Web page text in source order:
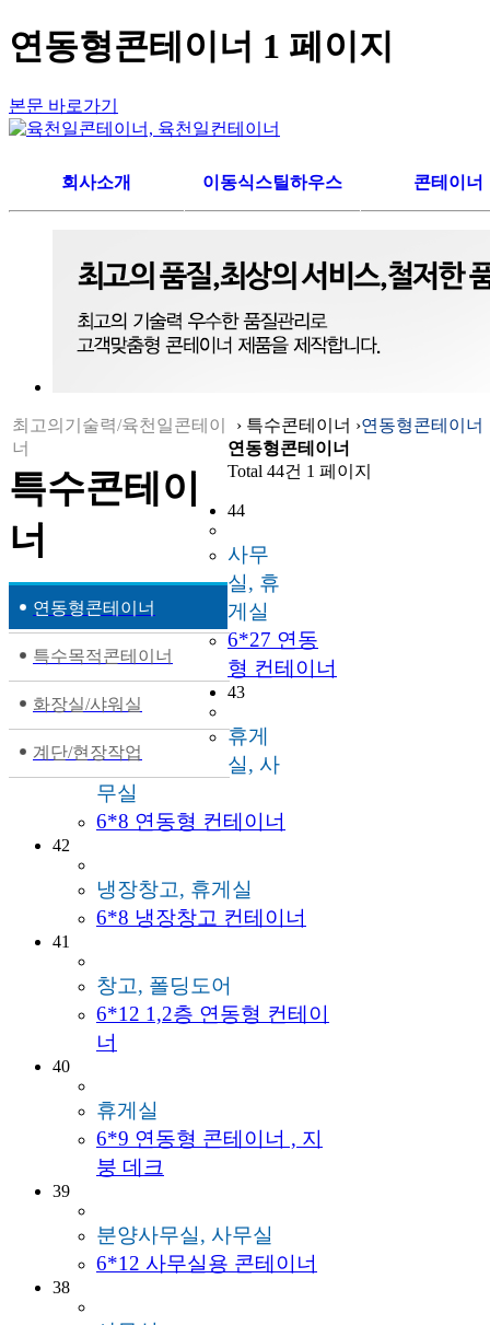
연동형콘테이너 1 페이지
본문 바로가기
회사소개 이동식스틸하우스 콘테이너
찾아오시는길 사무실/분양사무실/휴게실
스틸하우스 소개
사무실/숙소/경
최고의기술력/육천일콘테이
너
특수콘테이
너
연동형콘테이너
특수목적콘테이너
화장실/샤워실
계단/현장작업
› 특수콘테이너 ›연동형콘테이너
연동형콘테이너
Total 44건 1 페이지
44
사무
실, 휴
게실
6*27 연동
형 컨테이너
43
휴게
실, 사
무실
6*8 연동형 컨테이너
42
냉장창고, 휴게실
6*8 냉장창고 컨테이너
41
창고, 폴딩도어
6*12 1,2층 연동형 컨테이
너
40
휴게실
6*9 연동형 콘테이너 , 지
붕 데크
39
분양사무실, 사무실
6*12 사무실용 콘테이너
38